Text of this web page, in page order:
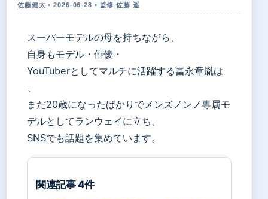
佐藤健太 • 2026-06-28 • 監修 佐藤 遥
スーパーモデルの母を持ちながら、
自身もモデル・俳優・
YouTuberとしてマルチに活躍する冨永章胤は
まだ20歳になったばかりでメンズノンノ専属モ
デルとしてランウェイに立ち、
SNSでも話題を集めています。
関連記事 4件